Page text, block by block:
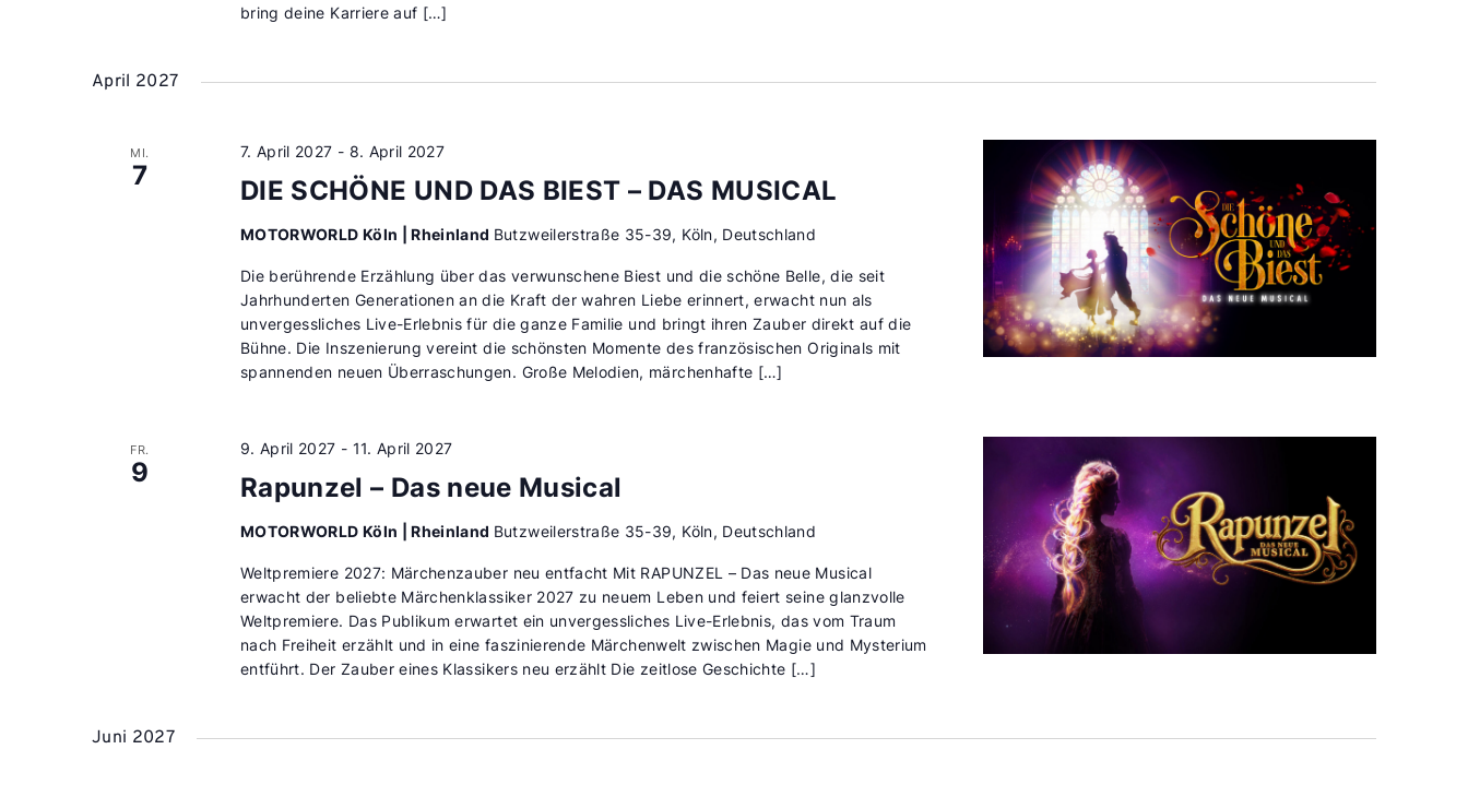
bring deine Karriere auf […]
April 2027
MI.
7 DIE SCHÖNE UND DAS BIEST – DAS MUSICAL
7. April 2027 - 8. April 2027
MOTORWORLD Köln | Rheinland Butzweilerstraße 35-39, Köln, Deutschland
Die berührende Erzählung über das verwunschene Biest und die schöne Belle, die seit
Jahrhunderten Generationen an die Kraft der wahren Liebe erinnert, erwacht nun als
unvergessliches Live-Erlebnis für die ganze Familie und bringt ihren Zauber direkt auf die
Bühne. Die Inszenierung vereint die schönsten Momente des französischen Originals mit
spannenden neuen Überraschungen. Große Melodien, märchenhafte […]
FR.
9 Rapunzel – Das neue Musical
9. April 2027 - 11. April 2027
MOTORWORLD Köln | Rheinland Butzweilerstraße 35-39, Köln, Deutschland
Weltpremiere 2027: Märchenzauber neu entfacht Mit RAPUNZEL – Das neue Musical
erwacht der beliebte Märchenklassiker 2027 zu neuem Leben und feiert seine glanzvolle
Weltpremiere. Das Publikum erwartet ein unvergessliches Live-Erlebnis, das vom Traum
nach Freiheit erzählt und in eine faszinierende Märchenwelt zwischen Magie und Mysterium
entführt. Der Zauber eines Klassikers neu erzählt Die zeitlose Geschichte […]
Juni 2027